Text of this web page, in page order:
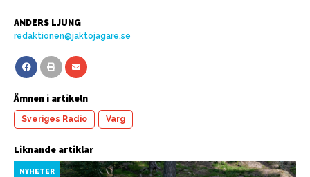
ANDERS LJUNG
redaktionen@jaktojagare.se
Ämnen i artikeln
Sveriges Radio Varg
Liknande artiklar
NYHETER